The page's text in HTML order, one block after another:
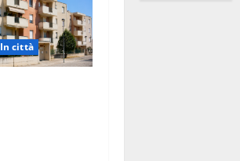
In città